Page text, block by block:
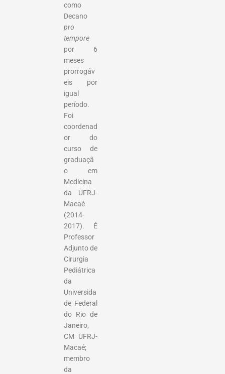
como
Decano
pro
tempore
por 6
meses
prorrogáv
eis por
igual
período.
Foi
coordenad
or do
curso de
graduaçã
o em
Medicina
da UFRJ-
Macaé
(2014-
2017). É
Professor
Adjunto de
Cirurgia
Pediátrica
da
Universida
de Federal
do Rio de
Janeiro,
CM UFRJ-
Macaé;
membro
da